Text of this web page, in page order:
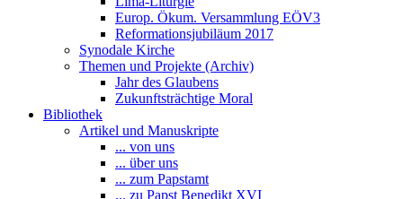
Europ. Ökum. Versammlung EÖV3
Reformationsjubiläum 2017
Synodale Kirche
Themen und Projekte (Archiv)
Jahr des Glaubens
Zukunftsträchtige Moral
Bibliothek
Artikel und Manuskripte
... von uns
... über uns
... zum Papstamt
... zu Papst Benedikt XVI